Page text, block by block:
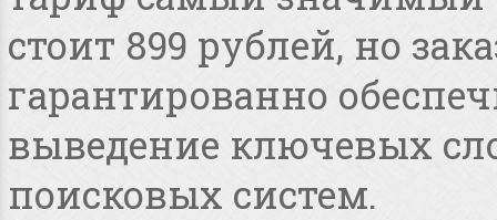
стоит 899 рублей, но
гарантированно
выведение ключевых
поисковых систем.